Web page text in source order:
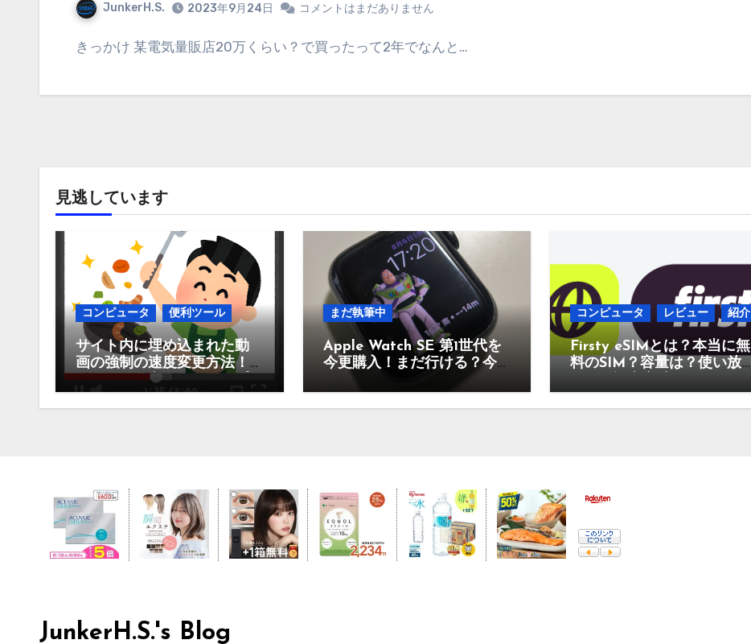
JunkerH.S. 2023年9月24日 コメントはまだありません
きっかけ 某電気量販店20万くらい？で買ったって2年でなんと…
見逃しています
コンピュータ 便利ツール
サイト内に埋め込まれた動
画の強制の速度変更方法！
Youtubeや東進、スタサプな
どなど
まだ執筆中
Apple Watch SE 第1世代を
今更購入！まだ行ける？今
コンピュータ レビュー 紹介
Firsty eSIMとは？本当に無
料のSIM？容量は？使い放題
疑問に答えていきます。
JunkerH.S.'s Blog